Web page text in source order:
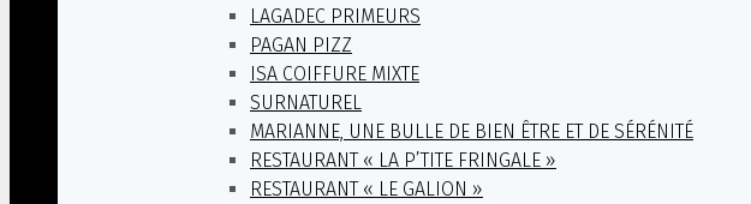
LAGADEC PRIMEURS
PAGAN PIZZ
ISA COIFFURE MIXTE
SURNATUREL
MARIANNE, UNE BULLE DE BIEN ÊTRE ET DE SÉRÉNITÉ
RESTAURANT « LA P’TITE FRINGALE »
RESTAURANT « LE GALION »